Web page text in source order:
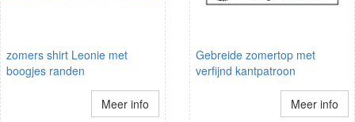
zomers shirt Leonie met
boogjes randen
Meer info
Gebreide zomertop met
verfijnd kantpatroon
Meer info